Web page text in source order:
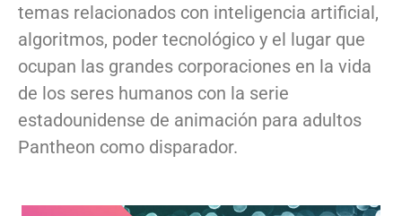
temas relacionados con inteligencia artificial,
algoritmos, poder tecnológico y el lugar que
ocupan las grandes corporaciones en la vida
de los seres humanos con la serie
estadounidense de animación para adultos
Pantheon como disparador.